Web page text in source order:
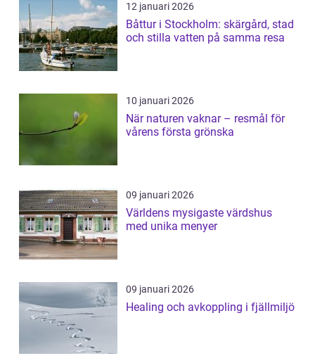
12 januari 2026
Båttur i Stockholm: skärgård, stad
och stilla vatten på samma resa
10 januari 2026
När naturen vaknar – resmål för
vårens första grönska
09 januari 2026
Världens mysigaste värdshus
med unika menyer
09 januari 2026
Healing och avkoppling i fjällmiljö